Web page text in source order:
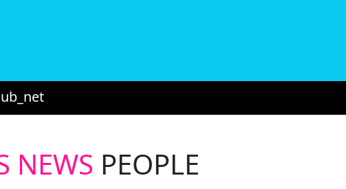
NEWS PEOPLE